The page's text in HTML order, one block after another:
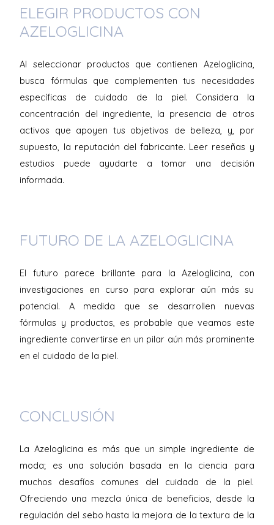
ELEGIR PRODUCTOS CON
AZELOGLICINA
Al seleccionar productos que contienen Azeloglicina,
busca fórmulas que complementen tus necesidades
específicas de cuidado de la piel. Considera la
concentración del ingrediente, la presencia de otros
activos que apoyen tus objetivos de belleza, y, por
supuesto, la reputación del fabricante. Leer reseñas y
estudios puede ayudarte a tomar una decisión
informada.
FUTURO DE LA AZELOGLICINA
El futuro parece brillante para la Azeloglicina, con
investigaciones en curso para explorar aún más su
potencial. A medida que se desarrollen nuevas
fórmulas y productos, es probable que veamos este
ingrediente convertirse en un pilar aún más prominente
en el cuidado de la piel.
CONCLUSIÓN
La Azeloglicina es más que un simple ingrediente de
moda; es una solución basada en la ciencia para
muchos desafíos comunes del cuidado de la piel.
Ofreciendo una mezcla única de beneficios, desde la
regulación del sebo hasta la mejora de la textura de la